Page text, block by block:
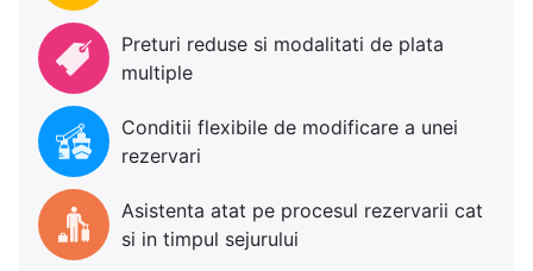
Preturi reduse si modalitati de plata
multiple
Conditii flexibile de modificare a unei
rezervari
Asistenta atat pe procesul rezervarii cat
si in timpul sejurului